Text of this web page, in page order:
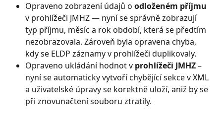
Opraveno zobrazení údajů o odloženém příjmu
v prohlížeči JMHZ — nyní se správně zobrazují
typ příjmu, měsíc a rok období, která se předtím
nezobrazovala. Zároveň byla opravena chyba,
kdy se ELDP záznamy v prohlížeči duplikovaly.
Opraveno ukládání hodnot v prohlížeči JMHZ –
nyní se automaticky vytvoří chybějící sekce v XML
a uživatelské úpravy se korektně uloží, aniž by se
při znovunačtení souboru ztratily.